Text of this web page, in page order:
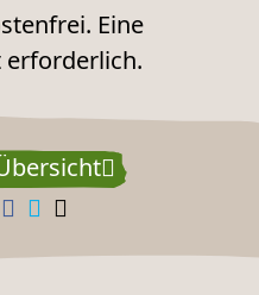
Eine